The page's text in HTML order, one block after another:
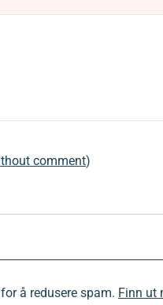
comment)
å redusere spam. Finn ut